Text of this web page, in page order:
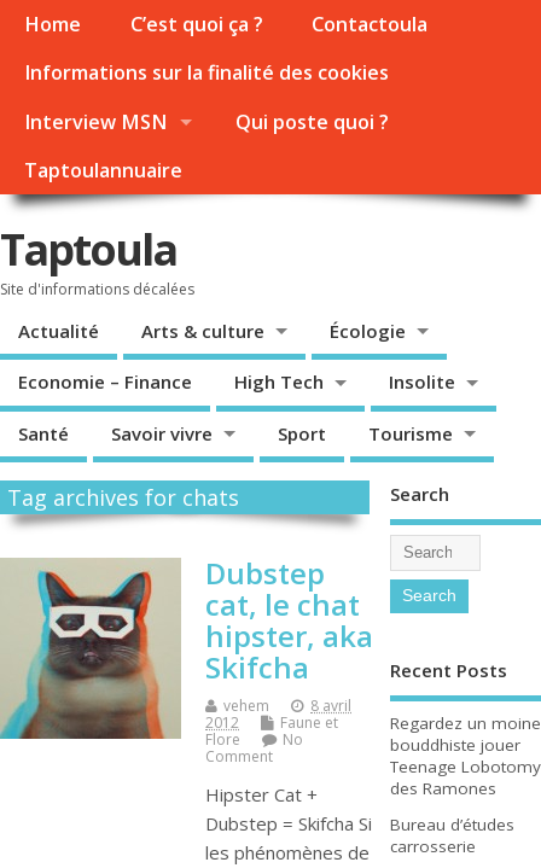
Home C’est quoi ça ?
Contactoula
Informations sur la finalité des cookies
Interview MSN
Qui poste quoi ?
Taptoulannuaire
Taptoula
Site d'informations décalées
Actualité Arts & culture Écologie
Economie – Finance High Tech Insolite
Santé Savoir vivre Sport Tourisme
Tag archives for chats
Dubstep
cat, le chat
hipster, aka
Skifcha
vehem
8 avril
2012
Faune et
Flore
No
Comment
Hipster Cat +
Dubstep = Skifcha Si
les phénomènes de
Search
Recent Posts
Regardez un moine
bouddhiste jouer
Teenage Lobotomy
des Ramones
Bureau d’études
carrosserie